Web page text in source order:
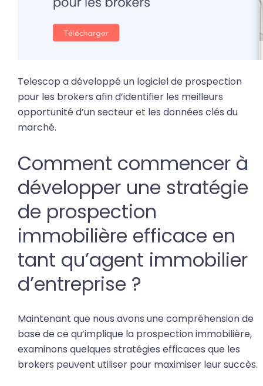
Telescop a développé un logiciel de prospection
pour les brokers afin d’identifier les meilleurs
opportunité d’un secteur et les données clés du
marché.
Comment commencer à
développer une stratégie
de prospection
immobilière efficace en
tant qu’agent immobilier
d’entreprise ?
Maintenant que nous avons une compréhension de
base de ce qu’implique la prospection immobilière,
examinons quelques stratégies efficaces que les
brokers peuvent utiliser pour maximiser leur succès.